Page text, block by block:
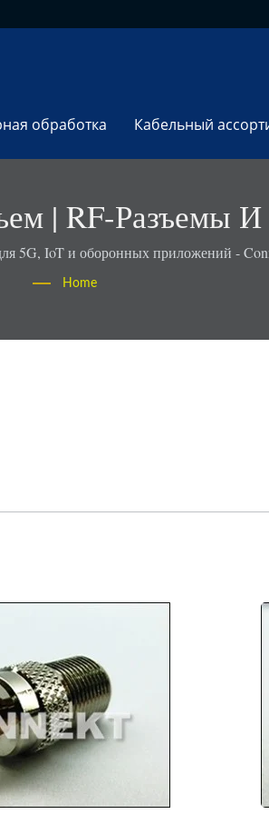
обработка Кабельный
| RF-Разъемы
RoHS -
5G, IoT и оборонных приложений -
Home